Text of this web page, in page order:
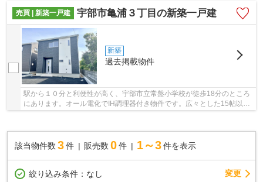
売買 | 新築一戸建 宇部市亀浦３丁目の新築一戸建
新築
過去掲載物件
駅から１０分と利便性が高く、宇部市立常盤小学校が徒歩18分のところ
にあります。オール電化でIH調理器付き物件です。広々とした15帖以上
該当物件数 3件 販売数 0 件 1～3 件を表示
絞り込み条件： なし 変更